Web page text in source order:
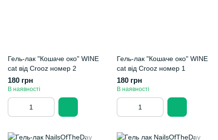
Гель-лак "Кошаче око" WINE
cat від Crooz номер 2
180 грн
В наявності
Гель-лак "Кошаче око" WINE
cat від Crooz номер 1
180 грн
В наявності